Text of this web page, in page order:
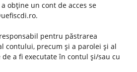
obţine un cont de acces se
pentru păstrarea
contului, precum şi a parolei şi al
a fi executate în contul şi/sau cu